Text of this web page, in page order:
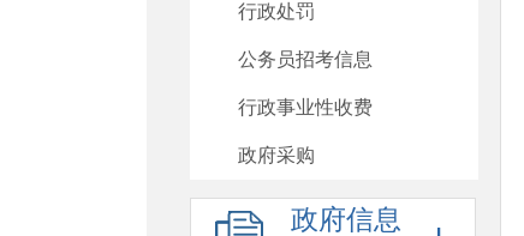
行政处罚
公务员招考信息
行政事业性收费
政府采购
重大项目
政府信息